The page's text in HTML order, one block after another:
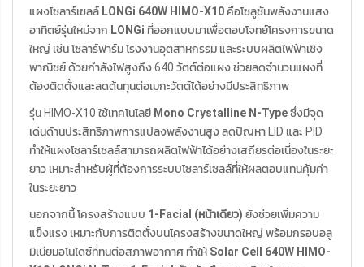
แผงโซลาร์เซลล์ LONGi 640W HIMO-X10 คือโซลูชันพลังงานแสง
อาทิตย์รุ่นใหม่จาก LONGi ที่ออกแบบมาเพื่อตอบโจทย์โครงการขนาด
ใหญ่ เช่น โซลาร์ฟาร์ม โรงงานอุตสาหกรรม และระบบผลิตไฟฟ้าเชิง
พาณิชย์ ด้วยกำลังไฟสูงถึง 640 วัตต์ต่อแผง ช่วยลดจำนวนแผงที่
ต้องติดตั้งและลดต้นทุนต่อเมกะวัตต์ได้อย่างมีประสิทธิภาพ
รุ่น HIMO-X10 ใช้เทคโนโลยี Mono Crystalline N-Typeซึ่งมีจุด
เด่นด้านประสิทธิภาพการแปลงพลังงานสูง ลดปัญหา LID และ PID
ทำให้แผงโซลาร์เซลล์สามารถผลิตไฟฟ้าได้อย่างเสถียรต่อเนื่องในระยะ
ยาว เหมาะสำหรับผู้ที่ต้องการระบบโซลาร์เซลล์ที่ให้ผลตอบแทนคุ้มค่า
ในระยะยาว
นอกจากนี้ โครงสร้างแบบ 1-Facial (หน้าเดียว) ยังช่วยเพิ่มความ
แข็งแรง เหมาะกับการติดตั้งบนโครงสร้างขนาดใหญ่ พร้อมกรอบอลู
มิเนียมอโนไดซ์ที่ทนต่อสภาพอากาศ ทำให้ Solar Cell 640W HIMO-